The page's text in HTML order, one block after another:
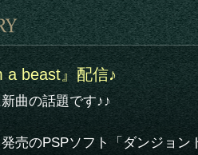
a beast』配信♪
曲の話題です♪♪
売のPSPソフト「ダンジョン